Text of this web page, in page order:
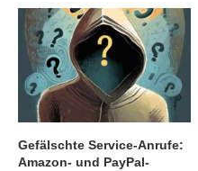
Gefälschte Service-Anrufe:
Amazon- und PayPal-